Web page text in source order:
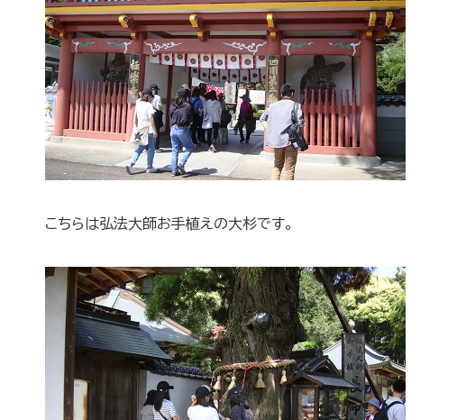
こちらは弘法大師お手植えの大杉です。